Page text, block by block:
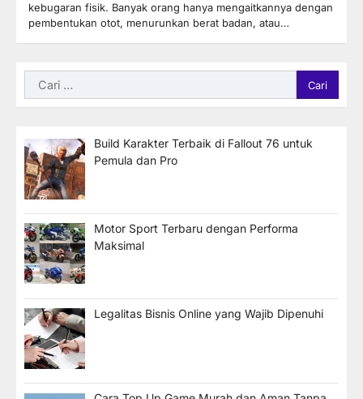
kebugaran fisik. Banyak orang hanya mengaitkannya dengan
pembentukan otot, menurunkan berat badan, atau…
Cari
untuk:
Build Karakter Terbaik di Fallout 76 untuk
Pemula dan Pro
Motor Sport Terbaru dengan Performa
Maksimal
Legalitas Bisnis Online yang Wajib Dipenuhi